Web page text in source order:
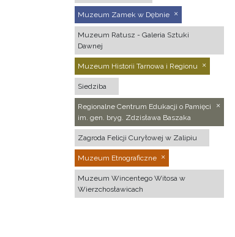
Muzeum Zamek w Dębnie
Muzeum Ratusz - Galeria Sztuki
Dawnej
Muzeum Historii Tarnowa i Regionu
Siedziba
Regionalne Centrum Edukacji o Pamięci
im. gen. bryg. Zdzisława Baszaka
Zagroda Felicji Curyłowej w Zalipiu
Muzeum Etnograficzne
Muzeum Wincentego Witosa w
Wierzchosławicach